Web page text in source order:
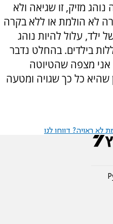
מזיק, זו שגיאה ולא
לא הולמת או ללא בקרה
ילד, עלול להיות נוהג
בילדים. בהחלט נדבר
אני מצפה שהטיוטה
שהיא כל כך שגויה ומטעה
ראויה? דווחו לנו